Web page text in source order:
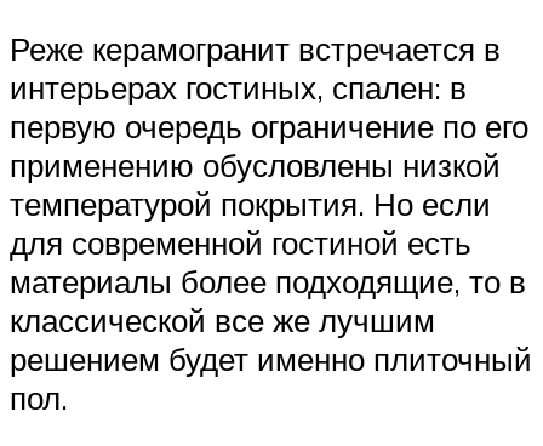
Реже керамогранит встречается в
интерьерах гостиных, спален: в
первую очередь ограничение по его
применению обусловлены низкой
температурой покрытия. Но если
для современной гостиной есть
материалы более подходящие, то в
классической все же лучшим
решением будет именно плиточный
пол.